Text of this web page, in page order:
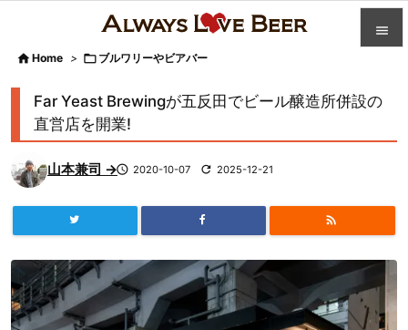



検索
 Home >  ブルワリーやビアバー
Far Yeast Brewingが五反田でビール醸造所併設の
直営店を開業!
山本兼司 → 2020-10-07  2025-12-21
